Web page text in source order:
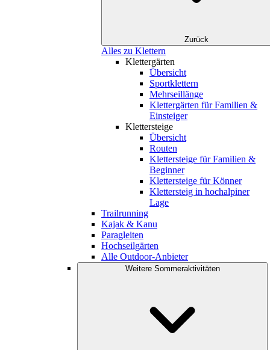
Zurück
Alles zu Klettern
Klettergärten
Übersicht
Sportklettern
Mehrseillänge
Klettergärten für Familien &
Einsteiger
Klettersteige
Übersicht
Routen
Klettersteige für Familien &
Beginner
Klettersteige für Könner
Klettersteig in hochalpiner
Lage
Trailrunning
Kajak & Kanu
Paragleiten
Hochseilgärten
Alle Outdoor-Anbieter
Weitere Sommeraktivitäten